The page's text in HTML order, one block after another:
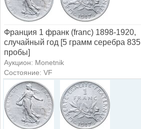
Франция 1 франк (franc) 1898-1920,
случайный год [5 грамм серебра 835
пробы]
Аукцион: Monetnik
Состояние: VF